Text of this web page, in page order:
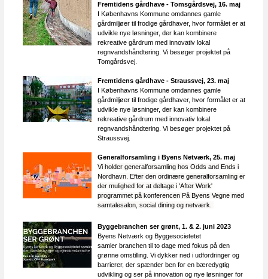
Fremtidens gårdhave - Tomsgårdsvej, 16. maj
I Københavns Kommune omdannes gamle
gårdmiljøer til frodige gårdhaver, hvor formålet er at
udvikle nye løsninger, der kan kombinere
rekreative gårdrum med innovativ lokal
regnvandshåndtering. Vi besøger projektet på
Tomgårdsvej.
Fremtidens gårdhave - Straussvej​, 23. maj
I Københavns Kommune omdannes gamle
gårdmiljøer til frodige gårdhaver, hvor formålet er at
udvikle nye løsninger, der kan kombinere
rekreative gårdrum med innovativ lokal
regnvandshåndtering. Vi besøger projektet på
Straussvej.
Generalforsamling i Byens Netværk, 25. maj
Vi holder generalforsamling hos Odds and Ends i
Nordhavn. Efter den ordinære generalforsamling er
der mulighed for at deltage i 'After Work'
programmet på konferencen På Byens Vegne med
samtalesalon, social dining og netværk.
Byggebranchen ser grønt​, 1. & 2. juni 2023
Byens Netværk og Byggesocietetet
samler branchen til to dage med fokus på den
grønne omstilling. Vi dykker ned i udfordringer og
barrierer, der spænder ben for en bæredygtig
udvikling og ser på innovation og nye løsninger for